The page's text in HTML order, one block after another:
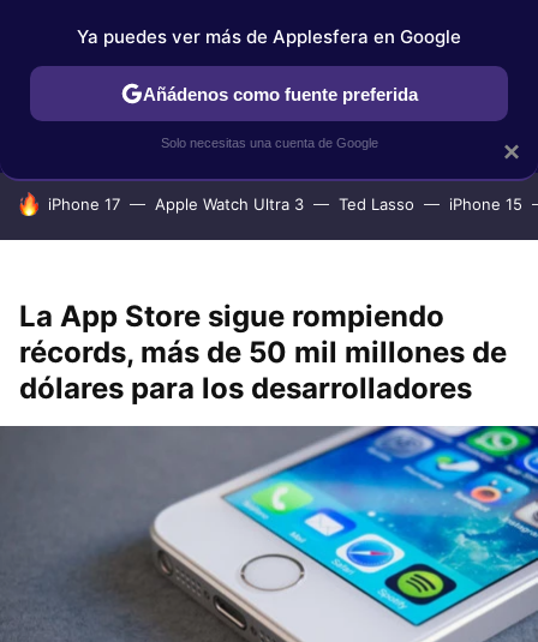
IPHONE TUTORIALES APPLESFERA SELECCIÓN
HOY SE HABLA DE
iPhone 17 Apple Watch Ultra 3 Ted Lasso iPhone 15
La App Store sigue rompiendo
récords, más de 50 mil millones de
dólares para los desarrolladores
×
Ya puedes ver más de Applesfera en Google
Añádenos como fuente preferida
Solo necesitas una cuenta de Google